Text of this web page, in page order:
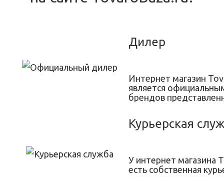
Дилер
Интернет магазин
является
брендов
Курьерская
У интернет магазина
есть собственная